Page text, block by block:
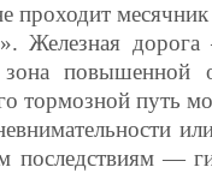
проходит месячник
Железная
повышенной
тормозной путь
последствиям —